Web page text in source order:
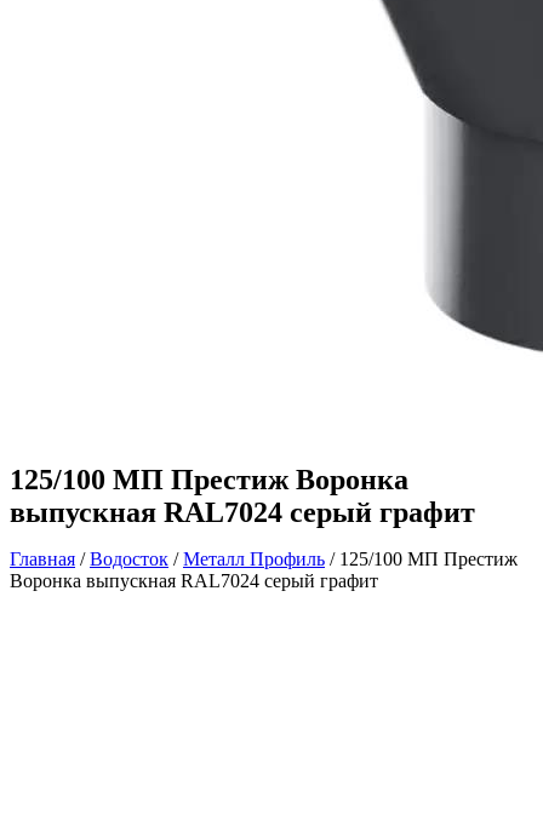
125/100 МП Престиж Воронка
выпускная RAL7024 серый графит
Главная /Водосток /Металл Профиль / 125/100 МП Престиж
Воронка выпускная RAL7024 серый графит